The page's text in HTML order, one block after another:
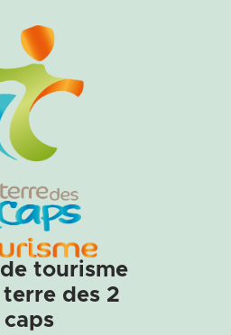
tourisme
terre des 2
caps